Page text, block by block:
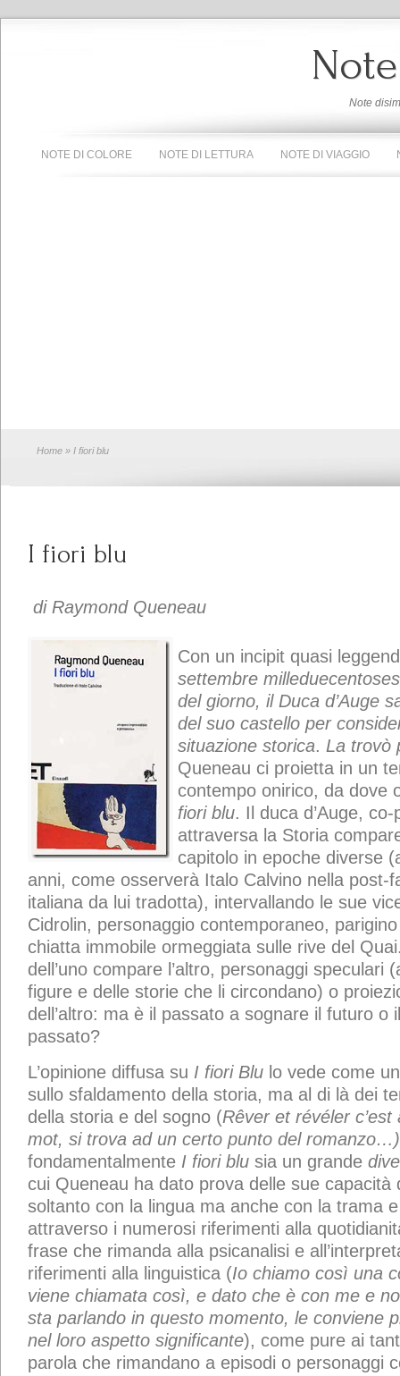
Note
NOTE DI COLORE NOTE DI LETTURA NOTE DI VIAGGIO
Home » I fiori blu
I fiori blu
di Raymond Queneau
Con un incipit quasi
settembre
del giorno, il Duca d’Auge
del suo castello per
situazione storica. La trovò
Queneau ci proietta in un
contempo onirico, da dove
fiori blu. Il duca d’Auge,
attraversa la Storia
capitolo in epoche diverse
anni, come osserverà Italo Calvino nella post-
italiana da lui tradotta), intervallando le sue
Cidrolin, personaggio contemporaneo,
chiatta immobile ormeggiata sulle rive del
dell’uno compare l’altro, personaggi speculari
figure e delle storie che li circondano) o
dell’altro: ma è il passato a sognare il futuro o
passato?
L’opinione diffusa su I fiori Blu lo vede come
sullo sfaldamento della storia, ma al di là dei
della storia e del sogno (Rêver et révéler
mot, si trova ad un certo punto del
fondamentalmente I fiori blu sia un grande
cui Queneau ha dato prova delle sue capacità
soltanto con la lingua ma anche con la trama e
attraverso i numerosi riferimenti alla
frase che rimanda alla psicanalisi e
riferimenti alla linguistica (Io chiamo così una
viene chiamata così, e dato che è con me e
sta parlando in questo momento, le conviene
nel loro aspetto significante), come pure ai
parola che rimandano a episodi o personaggi